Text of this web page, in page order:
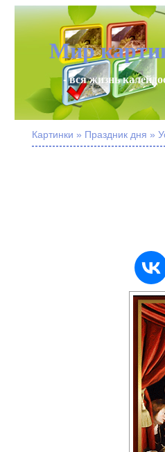
Мир
- вся жизнь
Картинки » Праздник дня »